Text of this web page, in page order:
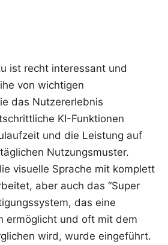
ist recht interessant und
von wichtigen
das Nutzererlebnis
KI-Funktionen
und die Leistung auf
Nutzungsmuster.
visuelle Sprache mit komplett
aber auch das “Super
das eine
ermöglicht und oft mit dem
wird, wurde eingeführt.